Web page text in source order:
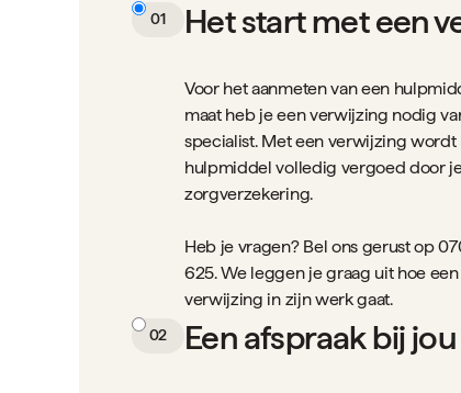
01 Het start met een
Voor het aanmeten van een
maat heb je een verwijzing nodig
specialist. Met een verwijzing wordt
hulpmiddel volledig vergoed door
zorgverzekering.
Heb je vragen? Bel ons gerust op
625. We leggen je graag uit hoe een
verwijzing in zijn werk gaat.
02 Een afspraak bij